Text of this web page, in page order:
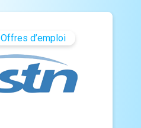
Offres d’emploi